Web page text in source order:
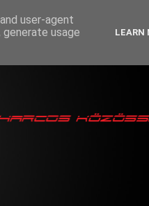
user-agent
usage
LEARN